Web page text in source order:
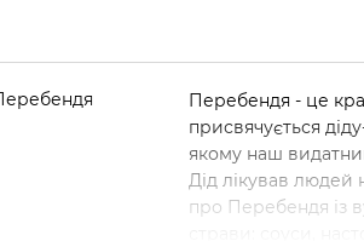
Перебендя - це
присвячується
якому наш
Дід лікував людей
про Перебендя із